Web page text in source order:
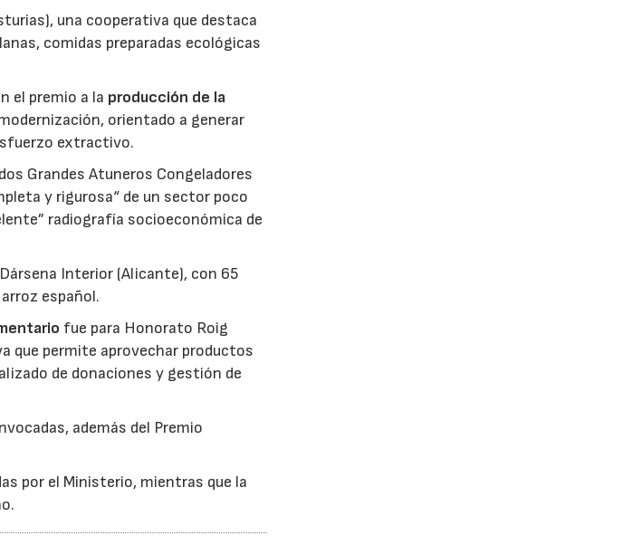
una cooperativa que destaca
comidas preparadas ecológicas
el premio a la producción de la
orientado a generar
extractivo.
Grandes Atuneros Congeladores
y rigurosa“ de un sector poco
radiografía socioeconómica de
Interior (Alicante), con 65
español.
fue para Honorato Roig
que permite aprovechar productos
de donaciones y gestión de
además del Premio
por el Ministerio, mientras que la